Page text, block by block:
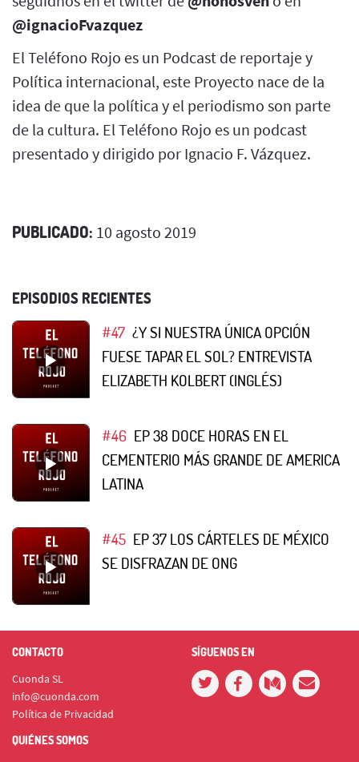
@ignacioFvazquez
El Teléfono Rojo es un Podcast de reportaje y
Política internacional, este Proyecto nace de la
idea de que la política y el periodismo son parte
de la cultura. El Teléfono Rojo es un podcast
presentado y dirigido por Ignacio F. Vázquez.
PUBLICADO: 10 agosto 2019
EPISODIOS RECIENTES
#47 ¿Y SI NUESTRA ÚNICA OPCIÓN
FUESE TAPAR EL SOL? ENTREVISTA
ELIZABETH KOLBERT (INGLÉS)
#46 EP 38 DOCE HORAS EN EL
CEMENTERIO MÁS GRANDE DE AMERICA
LATINA
#45 EP 37 LOS CÁRTELES DE MÉXICO
SE DISFRAZAN DE ONG
CONTACTO
Cuonda SL
info@cuonda.com
Política de Privacidad
SÍGUENOS EN
QUIÉNES SOMOS